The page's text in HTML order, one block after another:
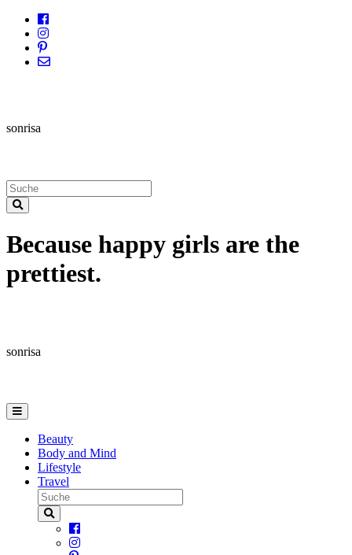
sonrisa
Because happy girls are the
prettiest.
sonrisa
Beauty
Body and Mind
Lifestyle
Travel